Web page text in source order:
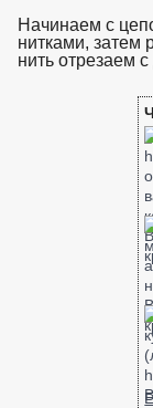
Начинаем с
нитками, затем
нить отрезаем